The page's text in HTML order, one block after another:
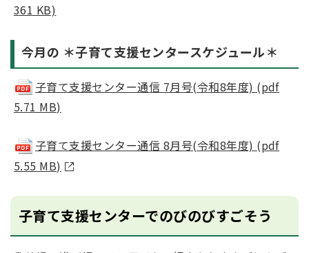
361 KB)
今月の ＊子育て支援センタースケジュール＊
子育て支援センター通信 7月号(令和8年度) (pdf
5.71 MB)
子育て支援センター通信 8月号(令和8年度) (pdf
5.55 MB)
子育て支援センターでのびのびすごそう